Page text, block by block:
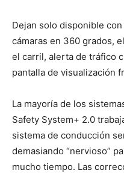
Dejan solo disponible
cámaras en 360 grados,
el carril, alerta de tráfico
pantalla de visualización
La mayoría de los
Safety System+ 2.0
sistema de conducción
demasiando “nervioso”
mucho tiempo. Las